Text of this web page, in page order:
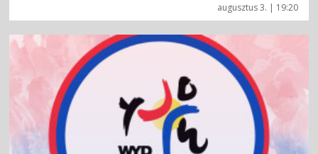
augusztus 3. | 19:20